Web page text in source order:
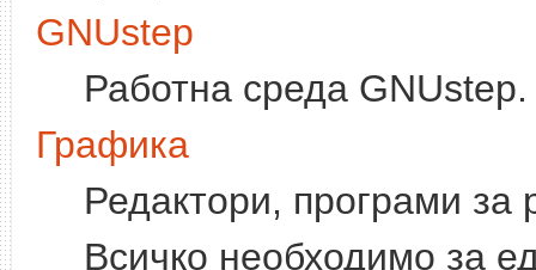
GNUstep
Работна среда GNUstep.
Графика
Редактори, програми за
Всичко необходимо за